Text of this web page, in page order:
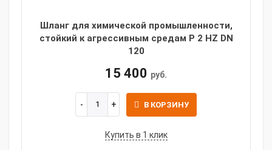
Шланг для химической промышленности,
стойкий к агрессивным средам P 2 HZ DN
120
15 400 руб.
В КОРЗИНУ
Купить в 1 клик